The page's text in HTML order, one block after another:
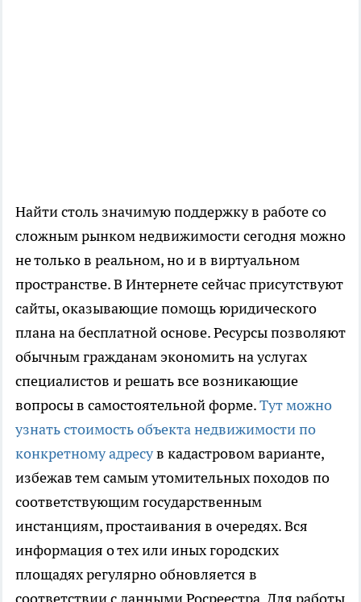
Найти столь значимую поддержку в работе со
сложным рынком недвижимости сегодня можно
не только в реальном, но и в виртуальном
пространстве. В Интернете сейчас присутствуют
сайты, оказывающие помощь юридического
плана на бесплатной основе. Ресурсы позволяют
обычным гражданам экономить на услугах
специалистов и решать все возникающие
вопросы в самостоятельной форме.Тут можно
узнать стоимость объекта недвижимости по
конкретному адресув кадастровом варианте,
избежав тем самым утомительных походов по
соответствующим государственным
инстанциям, простаивания в очередях. Вся
информация о тех или иных городских
площадях регулярно обновляется в